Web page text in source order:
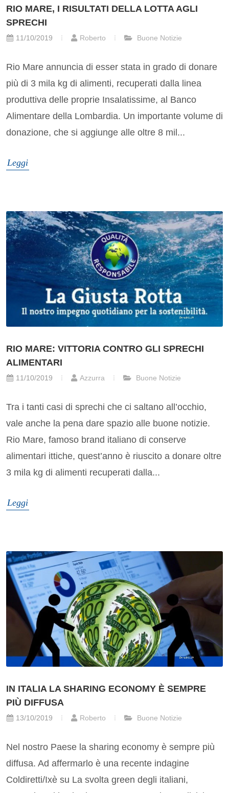
RIO MARE, I RISULTATI DELLA LOTTA AGLI
SPRECHI
11/10/2019 Roberto Buone Notizie
Rio Mare annuncia di esser stata in grado di donare
più di 3 mila kg di alimenti, recuperati dalla linea
produttiva delle proprie Insalatissime, al Banco
Alimentare della Lombardia. Un importante volume di
donazione, che si aggiunge alle oltre 8 mil...
Leggi
RIO MARE: VITTORIA CONTRO GLI SPRECHI
ALIMENTARI
11/10/2019 Azzurra Buone Notizie
Tra i tanti casi di sprechi che ci saltano all’occhio,
vale anche la pena dare spazio alle buone notizie.
Rio Mare, famoso brand italiano di conserve
alimentari ittiche, quest’anno è riuscito a donare oltre
3 mila kg di alimenti recuperati dalla...
Leggi
IN ITALIA LA SHARING ECONOMY È SEMPRE
PIÙ DIFFUSA
13/10/2019 Roberto Buone Notizie
Nel nostro Paese la sharing economy è sempre più
diffusa. Ad affermarlo è una recente indagine
Coldiretti/Ixè su La svolta green degli italiani,